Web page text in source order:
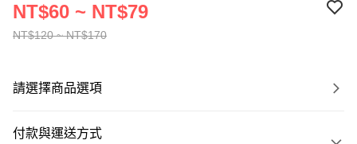
NT$120 ~ NT$170
NT$60 ~ NT$79
請選擇商品選項
付款與運送方式